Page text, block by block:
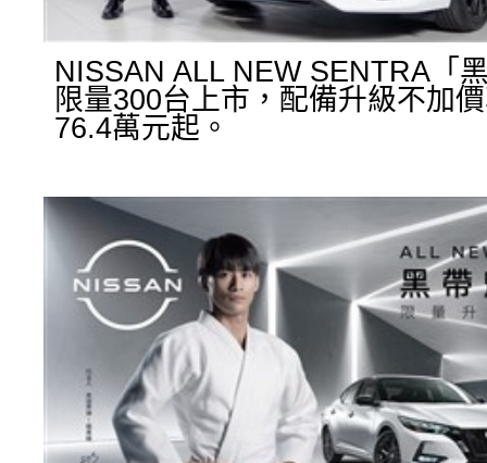
NISSAN ALL NEW SENTRA「
限量300台上市，配備升級不加
76.4萬元起。